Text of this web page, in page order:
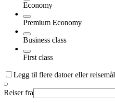
Economy
Premium Economy
Business class
First class
Legg til flere datoer eller reisemål
Reiser fra